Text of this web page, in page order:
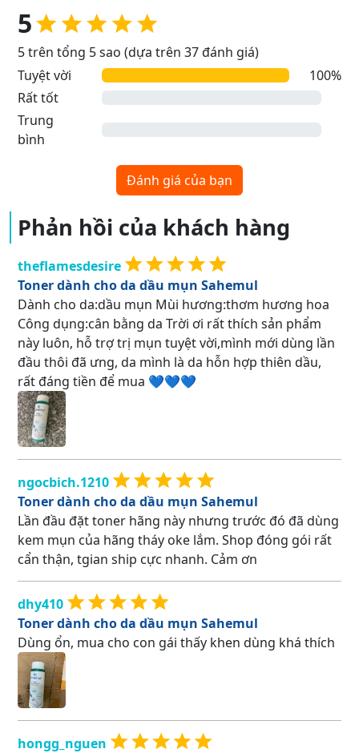
5
5 trên tổng 5 sao (dựa trên 37 đánh giá)
Tuyệt vời
100%
Rất tốt
Trung
bình
Đánh giá của bạn
Phản hồi của khách hàng
theflamesdesire
Toner dành cho da dầu mụn Sahemul
Dành cho da:dầu mụn Mùi hương:thơm hương hoa
Công dụng:cân bằng da Trời ơi rất thích sản phẩm
này luôn, hỗ trợ trị mụn tuyệt vời,mình mới dùng lần
đầu thôi đã ưng, da mình là da hỗn hợp thiên dầu,
rất đáng tiền để mua 💙💙💙
ngocbich.1210
Toner dành cho da dầu mụn Sahemul
Lần đầu đặt toner hãng này nhưng trước đó đã dùng
kem mụn của hãng tháy oke lắm. Shop đóng gói rất
cẩn thận, tgian ship cực nhanh. Cảm ơn
dhy410
Toner dành cho da dầu mụn Sahemul
Dùng ổn, mua cho con gái thấy khen dùng khá thích
hongg_nguen